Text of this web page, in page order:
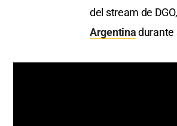
del stream de
Argentinadurante